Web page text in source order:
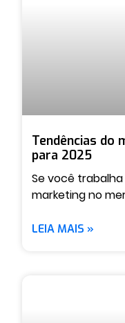
Tendências do
para 2025
Se você
marketing no
LEIA MAIS »